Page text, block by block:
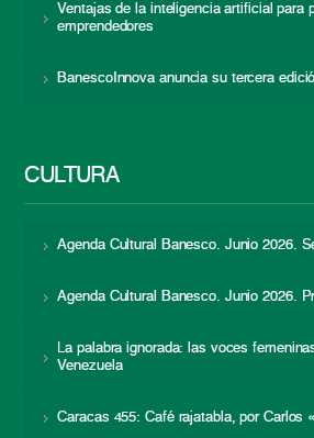
Ventajas de la inteligencia artificial para
emprendedores
BanescoInnova anuncia su tercera
CULTURA
Agenda Cultural Banesco. Junio 2026.
Agenda Cultural Banesco. Junio 2026.
La palabra ignorada: las voces
Venezuela
Caracas 455: Café rajatabla, por Carlos